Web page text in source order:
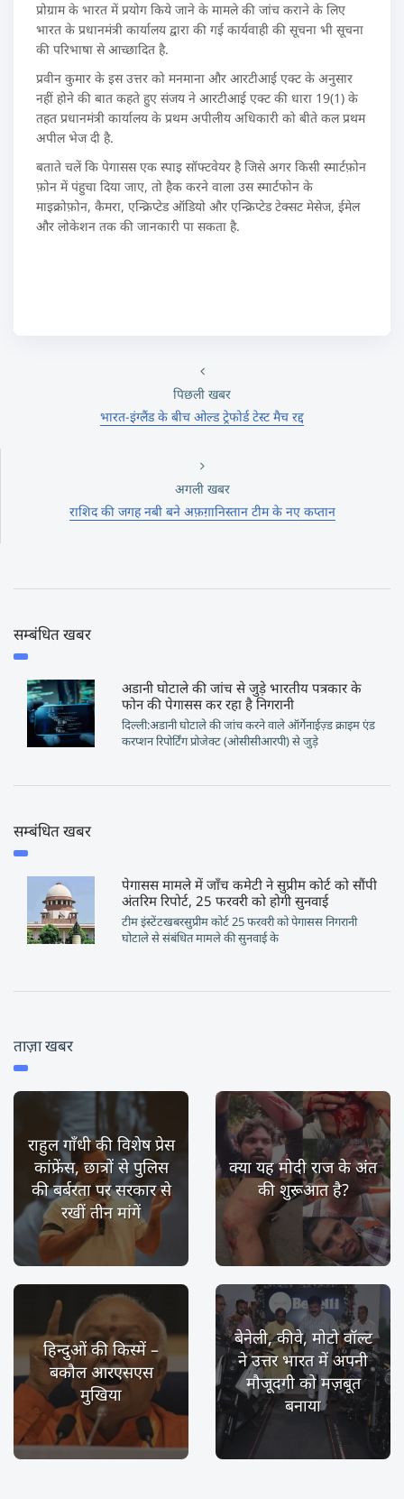
प्रोग्राम के भारत में प्रयोग किये जाने के मामले की जांच कराने के लिए
भारत के प्रधानमंत्री कार्यालय द्वारा की गई कार्यवाही की सूचना भी सूचना
की परिभाषा से आच्छादित है.
प्रवीन कुमार के इस उत्तर को मनमाना और आरटीआई एक्ट के अनुसार
नहीं होने की बात कहते हुए संजय ने आरटीआई एक्ट की धारा 19(1) के
तहत प्रधानमंत्री कार्यालय के प्रथम अपीलीय अधिकारी को बीते कल प्रथम
अपील भेज दी है.
बताते चलें कि पेगासस एक स्पाइ सॉफ्टवेयर है जिसे अगर किसी स्मार्टफ़ोन
फ़ोन में पंहुचा दिया जाए, तो हैक करने वाला उस स्मार्टफोन के
माइक्रोफ़ोन, कैमरा, एन्क्रिप्टेड ऑडियो और एन्क्रिप्टेड टेक्सट मेसेज, ईमेल
और लोकेशन तक की जानकारी पा सकता है.
पिछली खबर
भारत-इंग्लैंड के बीच ओल्ड ट्रेफोर्ड टेस्ट मैच रद्द
अगली खबर
राशिद की जगह नबी बने अफ़ग़ानिस्तान टीम के नए कप्तान
सम्बंधित खबर
अडानी घोटाले की जांच से जुड़े भारतीय पत्रकार के
फोन की पेगासस कर रहा है निगरानी
दिल्ली:अडानी घोटाले की जांच करने वाले ऑर्गेनाईज़्ड क्राइम एंड
करप्शन रिपोर्टिंग प्रोजेक्ट (ओसीसीआरपी) से जुड़े
सम्बंधित खबर
पेगासस मामले में जाँच कमेटी ने सुप्रीम कोर्ट को सौंपी
अंतरिम रिपोर्ट, 25 फरवरी को होगी सुनवाई
टीम इंस्टेंटखबरसुप्रीम कोर्ट 25 फरवरी को पेगासस निगरानी
घोटाले से संबंधित मामले की सुनवाई के
ताज़ा खबर
राहुल गाँधी की विशेष प्रेस
कांफ्रेंस, छात्रों से पुलिस
की बर्बरता पर सरकार से
रखीं तीन मांगें
क्या यह मोदी राज के अंत
की शुरूआत है?
हिन्दुओं की किस्में –
बकौल आरएसएस
मुखिया
बेनेली, कीवे, मोटो वॉल्ट
ने उत्तर भारत में अपनी
मौजूदगी को मज़बूत
बनाया